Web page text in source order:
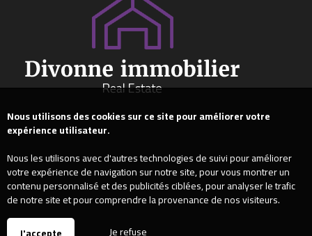
Nous utilisons des cookies sur ce site pour améliorer votre
expérience utilisateur.
Nous les utilisons avec d'autres technologies de suivi pour améliorer
votre expérience de navigation sur notre site, pour vous montrer un
contenu personnalisé et des publicités ciblées, pour analyser le trafic
de notre site et pour comprendre la provenance de nos visiteurs.
Je refuse